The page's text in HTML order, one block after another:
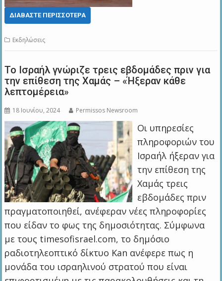
ΔΙΑΒΆΣΤΕ ΠΕΡΙΣΣΌΤΕΡΑ
Εκδηλώσεις
Το Ισραήλ γνώριζε τρεις εβδομάδες πριν για
την επίθεση της Χαμάς – «Ήξεραν κάθε
λεπτομέρεια»
18 Ιουνίου, 2024 Permissos Newsroom
Οι υπηρεσίες
πληροφοριών του
Ισραήλ ήξεραν για
την επίθεση της
Χαμάς τρεις
εβδομάδες πριν
πραγματοποιηθεί, ανέφεραν νέες πληροφορίες
που είδαν το φως της δημοσιότητας. Σύμφωνα
με τους timesofisrael.com, το δημόσιο
ραδιοτηλεοπτικό δίκτυο Kan ανέφερε πως η
μονάδα του ισραηλινού στρατού που είναι